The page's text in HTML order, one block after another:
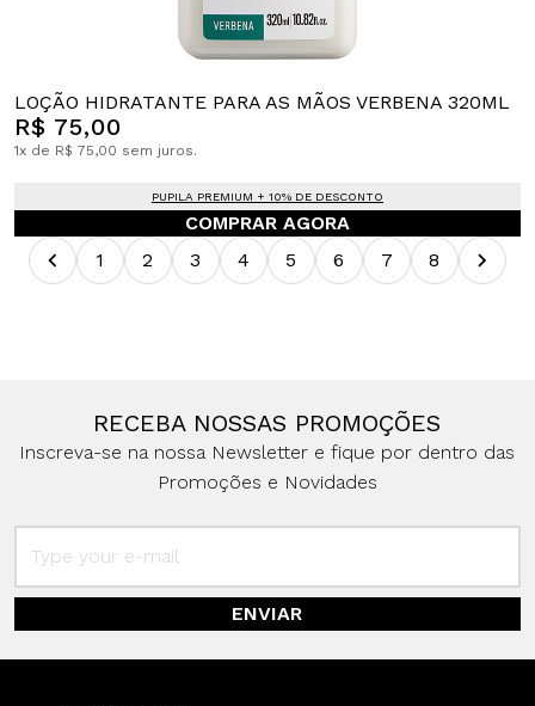
LOÇÃO HIDRATANTE PARA AS MÃOS VERBENA 320ML
R$ 75,00
1x de R$ 75,00 sem juros.
PUPILA PREMIUM + 10% DE DESCONTO
COMPRAR AGORA
1
2 3 4 5 6 7 8
RECEBA NOSSAS PROMOÇÕES
Inscreva-se na nossa Newsletter e fique por dentro das
Promoções e Novidades
ENVIAR